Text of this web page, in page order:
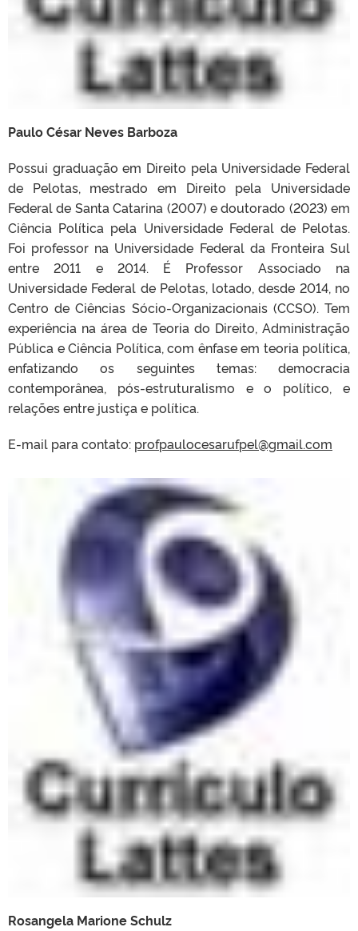
Paulo César Neves Barboza
Possui graduação em Direito pela Universidade Federal
de Pelotas, mestrado em Direito pela Universidade
Federal de Santa Catarina (2007) e doutorado (2023) em
Ciência Política pela Universidade Federal de Pelotas.
Foi professor na Universidade Federal da Fronteira Sul
entre 2011 e 2014. É Professor Associado na
Universidade Federal de Pelotas, lotado, desde 2014, no
Centro de Ciências Sócio-Organizacionais (CCSO). Tem
experiência na área de Teoria do Direito, Administração
Pública e Ciência Política, com ênfase em teoria política,
enfatizando os seguintes temas: democracia
contemporânea, pós-estruturalismo e o político, e
relações entre justiça e política.
E-mail para contato: profpaulocesarufpel@gmail.com
Rosangela Marione Schulz